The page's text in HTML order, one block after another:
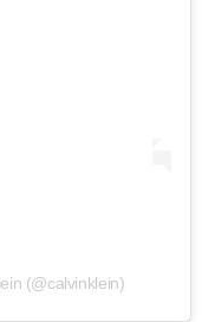
(@calvinklein)